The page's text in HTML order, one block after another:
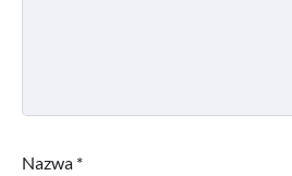
Nazwa *